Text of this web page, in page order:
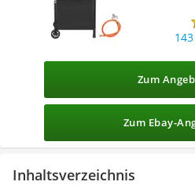
Zum
Zum Ebay-
Inhaltsverzeichnis